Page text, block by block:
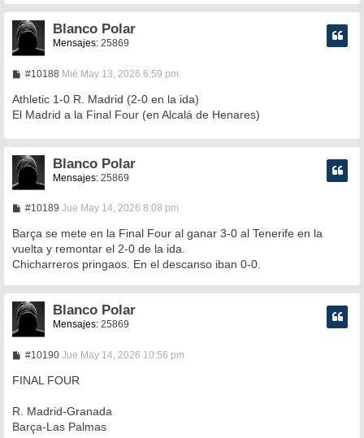
Blanco Polar
Mensajes: 25869
#10188M
n
s
a
e
Mié May 13, 2026 6:59 pm
Athletic 1-0 R. Madrid (2-0 en la ida)
El Madrid a la Final Four (en Alcalá de Henares)
Blanco Polar
Mensajes: 25869
#10189M
n
a
j
Jue May 14, 2026 8:08 pm
Barça se mete en la Final Four al ganar 3-0 al Tenerife en la
vuelta y remontar el 2-0 de la ida.
Chicharreros pringaos. En el descanso iban 0-0.
Blanco Polar
Mensajes: 25869
#10190M
n
s
j
e
Jue May 14, 2026 10:56 pm
FINAL FOUR
R. Madrid-Granada
Barça-Las Palmas